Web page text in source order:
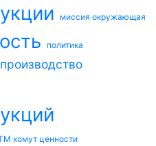
миссия окружающая
политика
производство
хомут ценности